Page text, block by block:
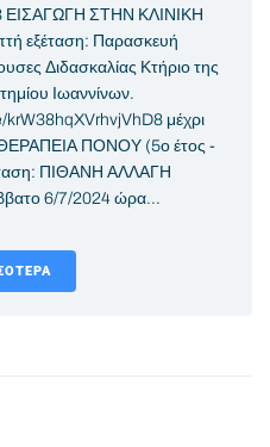
ΕΙΣΑΓΩΓΗ ΣΤΗΝ ΚΛΙΝΙΚΗ
εξέταση: Παρασκευή
Διδασκαλίας Κτήριο της
Ιωαννίνων.
μέχρι
ΠΟΝΟΥ (5ο έτος -
ΠΙΘΑΝΗ ΑΛΛΑΓΗ
6/7/2024 ώρα...